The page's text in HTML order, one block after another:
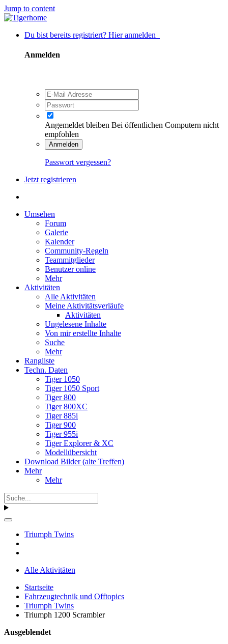
Jump to content
Du bist bereits registriert? Hier anmelden
Anmelden
Angemeldet bleiben Bei öffentlichen Computern nicht
empfohlen
Anmelden
Passwort vergessen?
Jetzt registrieren
Umsehen
Forum
Galerie
Kalender
Community-Regeln
Teammitglieder
Benutzer online
Mehr
Aktivitäten
Alle Aktivitäten
Meine Aktivitätsverläufe
Aktivitäten
Ungelesene Inhalte
Von mir erstellte Inhalte
Suche
Mehr
Rangliste
Techn. Daten
Tiger 1050
Tiger 1050 Sport
Tiger 800
Tiger 800XC
Tiger 885i
Tiger 900
Tiger 955i
Tiger Explorer & XC
Modellübersicht
Download Bilder (alte Treffen)
Mehr
Mehr
Triumph Twins
Alle Aktivitäten
Startseite
Fahrzeugtechnik und Offtopics
Triumph Twins
Triumph 1200 Scrambler
Ausgeblendet